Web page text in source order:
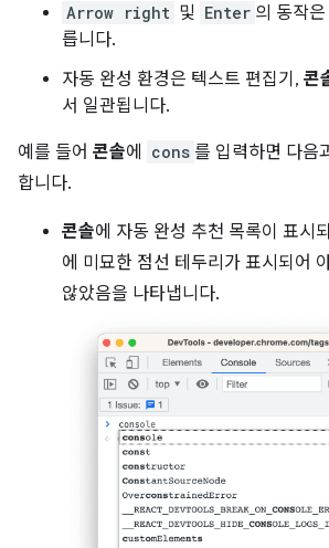
Arrow right 및 Enter 의 동작
릅니다.
자동 완성 환경은 텍스트 편집기, 콘
서 일관됩니다.
예를 들어 콘솔에 cons 를 입력하면 다음
합니다.
콘솔에 자동 완성 추천 목록이 표시
에 미묘한 점선 테두리가 표시되어
않았음을 나타냅니다.